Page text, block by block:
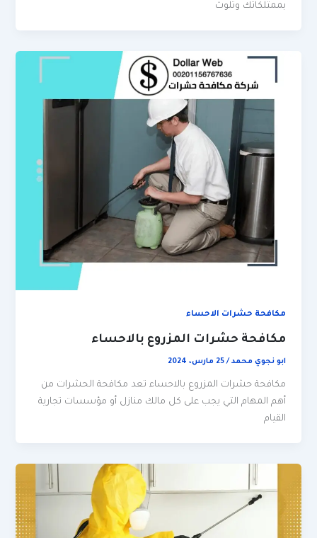
بممتلكاتك وتلوث
مكافحة حشرات الاحساء
مكافحة حشرات المزروع بالاحساء
ابو نجوي محمد/25 مارس، 2024
مكافحة حشرات المزروع بالاحساء تعد مكافحة الحشرات من
أهم المهام التي يجب على كل مالك منازل أو مؤسسات تجارية
القيام